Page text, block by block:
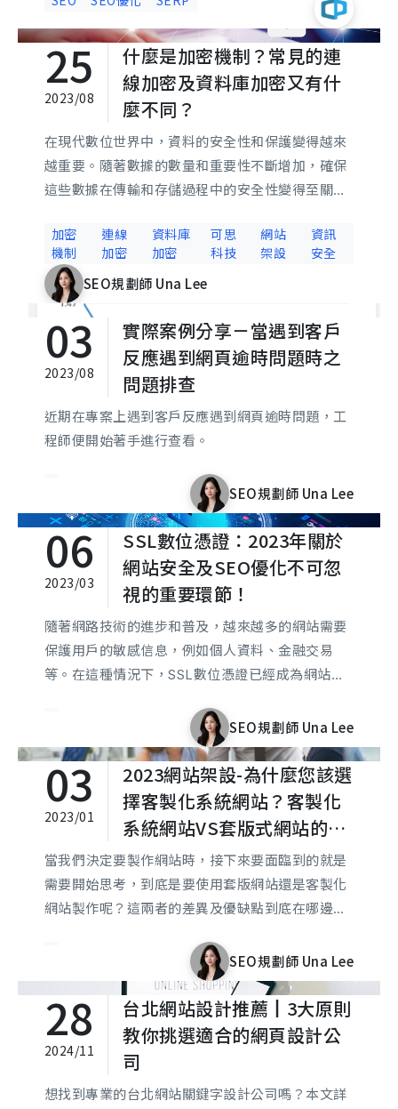
SEO等多種優化方式，讓您的網站在搜尋結果中脫
穎而出，提升流量與曝光率。
25
2023/08
什麼是加密機制？常見的連
線加密及資料庫加密又有什
麼不同？
在現代數位世界中，資料的安全性和保護變得越來
越重要。隨著數據的數量和重要性不斷增加，確保
這些數據在傳輸和存儲過程中的安全性變得至關重
要性，並探討常見的連線加密和資料庫加密又有什
麼不同？通過深入理解這兩種安全機制，我們便可
以更好地應對日益複雜的數位安全防護，確保我們
的數據得到適當的保密性。
加密
機制
連線
加密
資料庫
加密
可思
科技
網站
架設
資訊
安全
SEO規劃師 Una Lee
03
2023/08
實際案例分享－當遇到客戶
反應遇到網頁逾時問題時之
問題排查
近期在專案上遇到客戶反應遇到網頁逾時問題，工
程師便開始著手進行查看。
SEO規劃師 Una Lee
06
2023/03
SSL數位憑證：2023年關於
網站安全及SEO優化不可忽
視的重要環節！
隨著網路技術的進步和普及，越來越多的網站需要
保護用戶的敏感信息，例如個人資料、金融交易
等。在這種情況下，SSL數位憑證已經成為網站設
為您介紹SSL數位憑證的重要性和作用，以及免費
版和付費版SSL憑證之間的差異，並提供一些關於
如何選擇適合自己網站的SSL憑證的建議，以及如
何確保憑證的有效性和安全性，與您一起保護網站
及數據免受安全威脅的侵害。
SEO規劃師 Una Lee
03
2023/01
2023網站架設-為什麼您該選
擇客製化系統網站？客製化
系統網站VS套版式網站的8
大差異及優勢看這篇！
當我們決定要製作網站時，接下來要面臨到的就是
需要開始思考，到底是要使用套版網站還是客製化
網站製作呢？這兩者的差異及優缺點到底在哪邊
合的網站呢？今天就帶您來分析客製化和套版網頁
設計的差異，如果您是正好還在猶豫不決該怎麼挑
選網站製作方式，相信看完以下文章可以讓您更有
方向唷！
SEO規劃師 Una Lee
28
2024/11
台北網站設計推薦┃3大原則
教你挑選適合的網頁設計公
司
想找到專業的台北網站關鍵字設計公司嗎？本文詳